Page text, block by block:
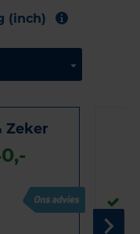
(inch)
Zeker